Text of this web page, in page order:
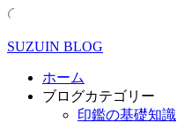
SUZUIN BLOG
ホーム
ブログカテゴリー
印鑑の基礎知識